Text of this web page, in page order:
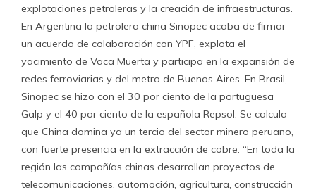
explotaciones petroleras y la creación de infraestructuras.
En Argentina la petrolera china Sinopec acaba de firmar
un acuerdo de colaboración con YPF, explota el
yacimiento de Vaca Muerta y participa en la expansión de
redes ferroviarias y del metro de Buenos Aires. En Brasil,
Sinopec se hizo con el 30 por ciento de la portuguesa
Galp y el 40 por ciento de la española Repsol. Se calcula
que China domina ya un tercio del sector minero peruano,
con fuerte presencia en la extracción de cobre. “En toda la
región las compañías chinas desarrollan proyectos de
telecomunicaciones, automoción, agricultura, construcción